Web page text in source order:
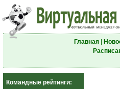
Главная|
Командные рейтинги: